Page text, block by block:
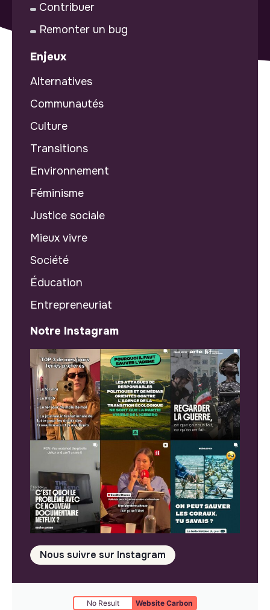
Contribuer
Remonter un bug
Enjeux
Alternatives
Communautés
Culture
Transitions
Environnement
Féminisme
Justice sociale
Mieux vivre
Société
Éducation
Entrepreneuriat
Notre Instagram
Nous suivre sur Instagram
No Result Website Carbon